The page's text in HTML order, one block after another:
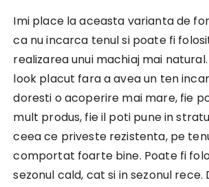
Imi place la aceasta varianta de
ca nu incarca tenul si poate fi
realizarea unui machiaj mai
look placut fara a avea un ten
doresti o acoperire mai mare, fie
mult produs, fie il poti pune in
ceea ce priveste rezistenta, pe
comportat foarte bine. Poate fi
sezonul cald, cat si in sezonul rece.